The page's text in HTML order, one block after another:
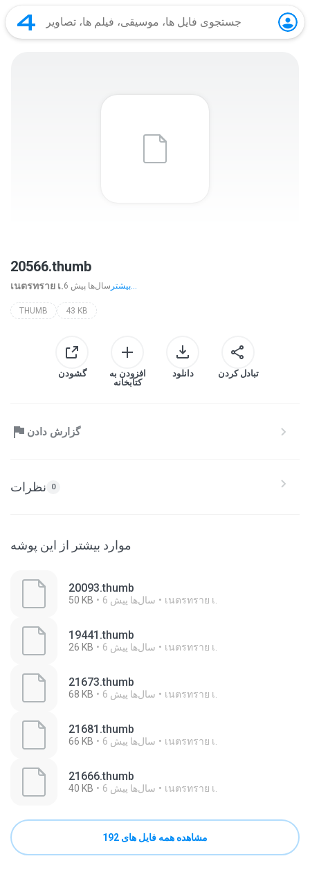
20566.thumb
เนตรทราย เ. 6 سال‌ها پیش بیشتر...
THUMB 43 KB
گشودن
افزودن به
کتابخانه
دانلود تبادل کردن
گزارش دادن
نظرات 0
موارد بیشتر از این پوشه
20093.thumb
50 KB 6 سال‌ها پیش เนตรทราย เ.
19441.thumb
26 KB 6 سال‌ها پیش เนตรทราย เ.
21673.thumb
68 KB 6 سال‌ها پیش เนตรทราย เ.
21681.thumb
66 KB 6 سال‌ها پیش เนตรทราย เ.
21666.thumb
40 KB 6 سال‌ها پیش เนตรทราย เ.
مشاهده همه فایل های 192